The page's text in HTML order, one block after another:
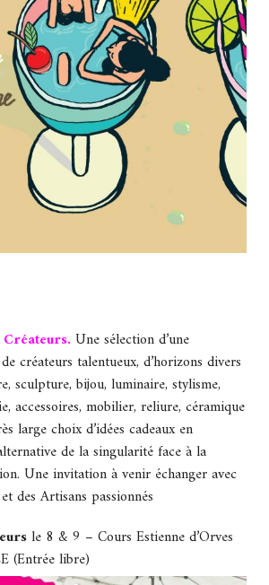
Une sélection d’une
créateurs talentueux, d’horizons divers
sculpture, bijou, luminaire, stylisme,
accessoires, mobilier, reliure, céramique
large choix d’idées cadeaux en
de la singularité face à la
Une invitation à venir échanger avec
des Artisans passionnés
le 8 & 9 – Cours Estienne d’Orves
(Entrée libre)